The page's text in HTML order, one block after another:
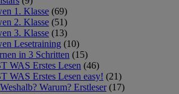
1. Klasse (69)
2. Klasse (51)
3. Klasse (13)
Lesetraining (10)
in 3 Schritten (15)
WAS Erstes Lesen (46)
WAS Erstes Lesen easy! (21)
Warum? Erstleser (17)